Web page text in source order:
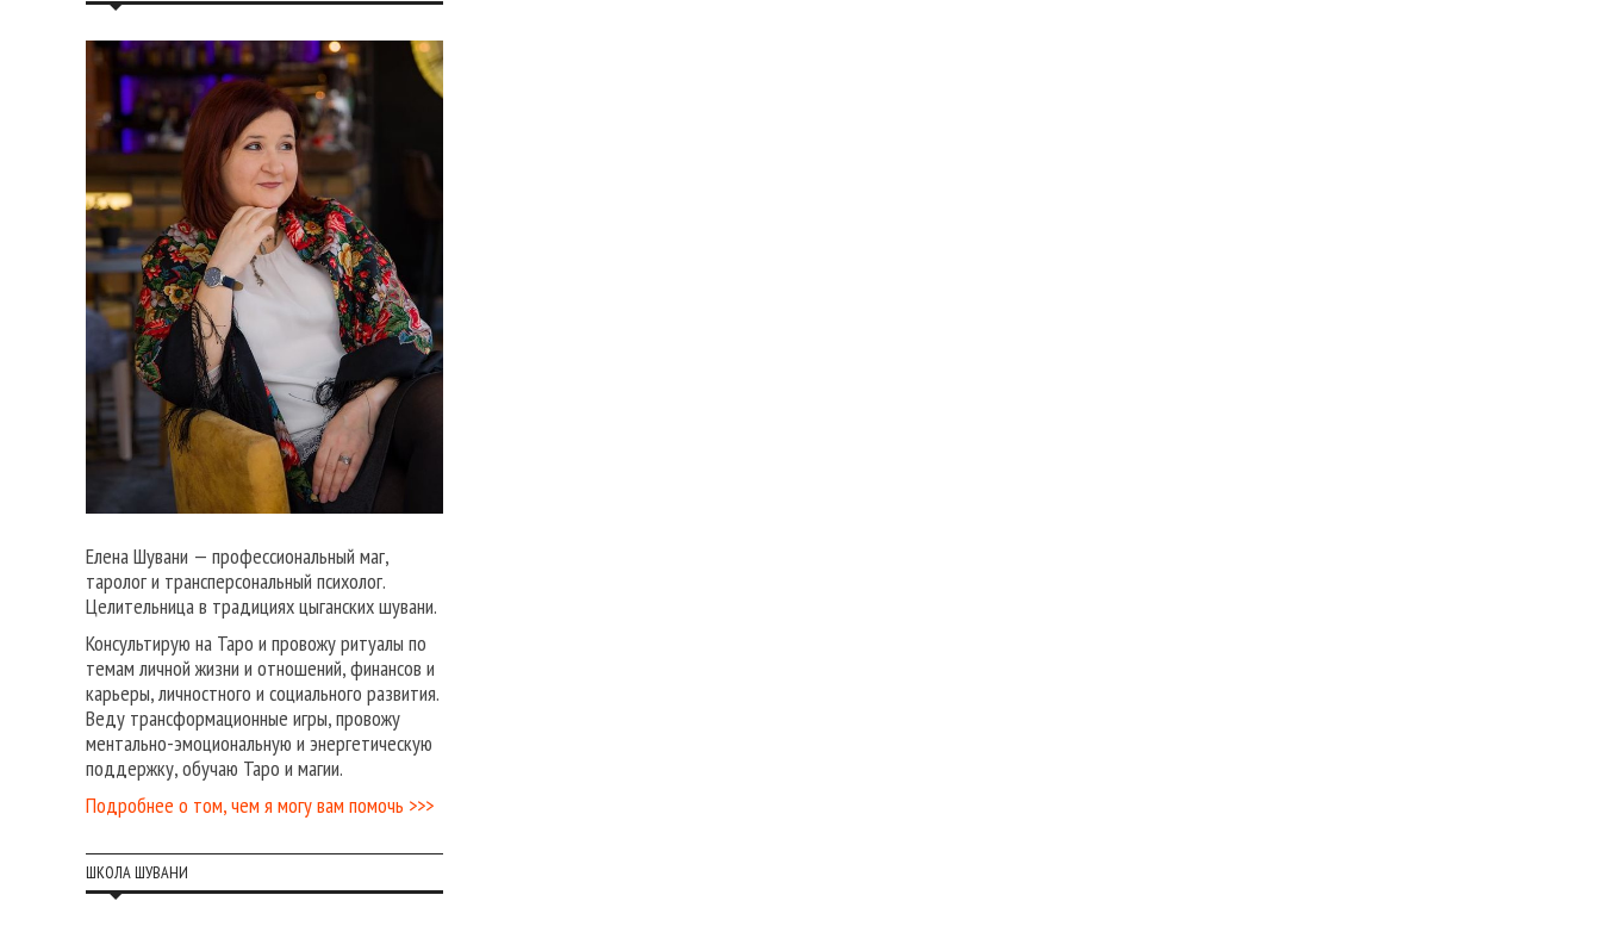
Елена Шувани — профессиональный маг,
таролог и трансперсональный психолог.
Целительница в традициях цыганских шувани.
Консультирую на Таро и провожу ритуалы по
темам личной жизни и отношений, финансов и
карьеры, личностного и социального развития.
Веду трансформационные игры, провожу
ментально-эмоциональную и энергетическую
поддержку, обучаю Таро и магии.
Подробнее о том, чем я могу вам помочь >>>
ШКОЛА ШУВАНИ